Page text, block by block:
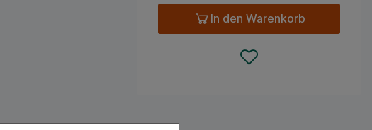
In den Warenkorb